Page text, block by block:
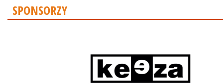
SPONSORZY